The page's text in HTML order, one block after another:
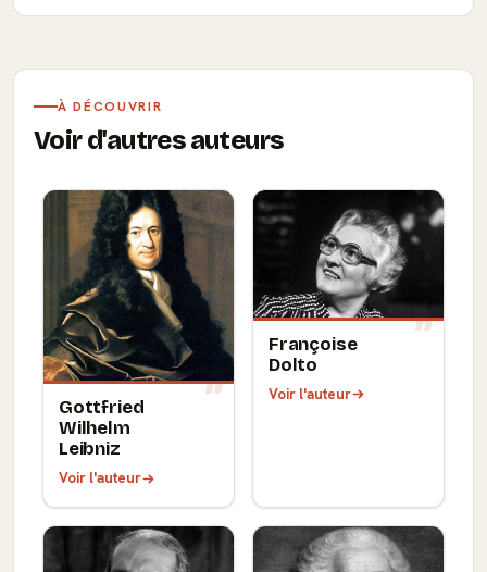
À DÉCOUVRIR
Voir d'autres auteurs
Gottfried
Wilhelm
Leibniz
Voir l'auteur
Françoise
Dolto
Voir l'auteur